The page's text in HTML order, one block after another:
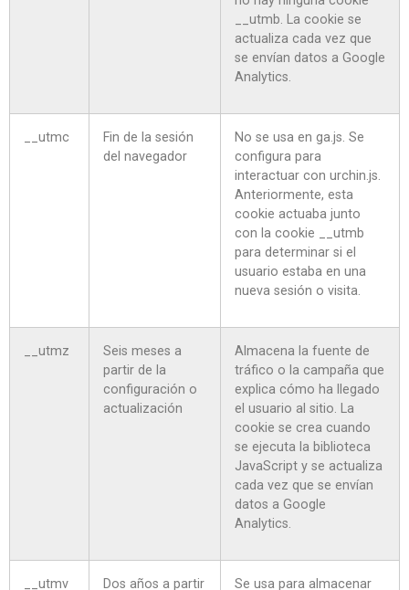
__utmb. La cookie se
actualiza cada vez que
se envían datos a Google
Analytics.
__utmc
Fin de la sesión
del navegador
No se usa en ga.js. Se
configura para
interactuar con urchin.js.
Anteriormente, esta
cookie actuaba junto
con la cookie __utmb
para determinar si el
usuario estaba en una
nueva sesión o visita.
__utmz
Seis meses a
partir de la
configuración o
actualización
Almacena la fuente de
tráfico o la campaña que
explica cómo ha llegado
el usuario al sitio. La
cookie se crea cuando
se ejecuta la biblioteca
JavaScript y se actualiza
cada vez que se envían
datos a Google
Analytics.
__utmv Dos años a partir Se usa para almacenar